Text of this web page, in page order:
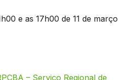
e as 17h00 de 11 de março
– Serviço Regional de